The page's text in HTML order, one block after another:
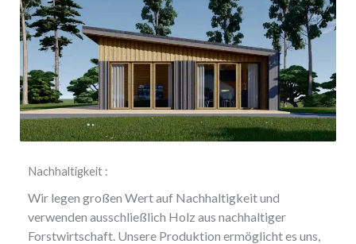
Nachhaltigkeit :
Wir legen großen Wert auf Nachhaltigkeit und
verwenden ausschließlich Holz aus nachhaltiger
Forstwirtschaft. Unsere Produktion ermöglicht es uns,